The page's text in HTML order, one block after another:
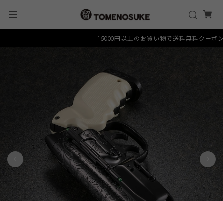
15000円以上のお買い物で送料無料クーポン